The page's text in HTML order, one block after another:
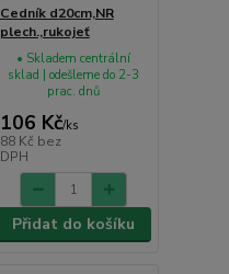
Cedník d20cm,NR
plech.,rukojeť
106 Kč/ks
88 Kč bez
DPH
• Skladem centrální
sklad | odešleme do 2-3
prac. dnů
Přidat do košíku